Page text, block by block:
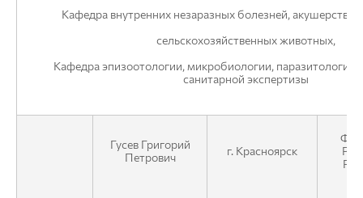
Кафедра внутренних незаразных болезней, акушерства
сельскохозяйственных животных,
Кафедра эпизоотологии, микробиологии, паразитологии
санитарной экспертизы
Гусев Григорий
Петрович
г. Красноярск